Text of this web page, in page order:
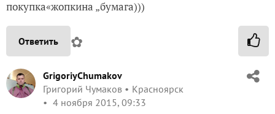
покупка«жопкина „бумага)))
Ответить ✿
GrigoriyChumakov
Григорий Чумаков
Красноярск
4 ноября 2015, 09:33